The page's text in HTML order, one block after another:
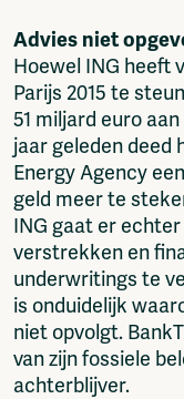
Advies niet
Hoewel ING heeft
Parijs 2015 te
51 miljard euro
jaar geleden deed
Energy Agency
geld meer te
ING gaat er
verstrekken en
underwritings te
is onduidelijk
niet opvolgt.
van zijn fossiele
achterblijver.